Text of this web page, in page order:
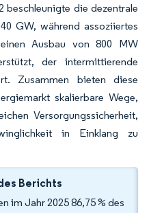
beschleunigte die dezentrale
GW, während assoziiertes
Ausbau von 800 MW
der intermittierende
Zusammen bieten diese
skalierbare Wege,
Versorgungssicherheit,
in Einklang zu
Berichts
im Jahr 2025 86,75 % des